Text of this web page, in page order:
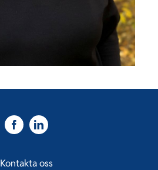
Kontakta oss